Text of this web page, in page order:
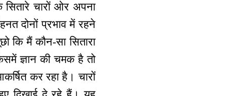
चारों ओर अपना
दोनों प्रभाव में रहने
मैं कौन-सा सितारा
ज्ञान की चमक है तो
कर रहा है। चारों